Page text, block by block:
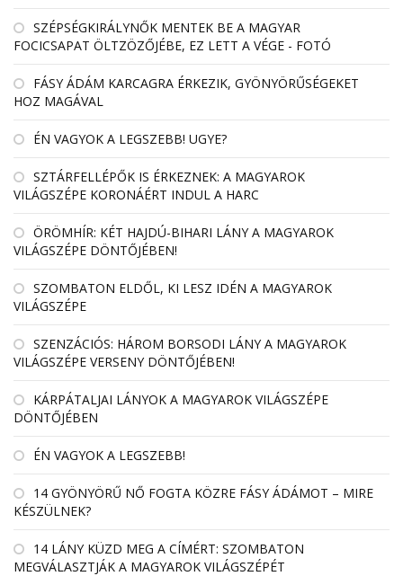
SZÉPSÉGKIRÁLYNŐK MENTEK BE A MAGYAR
FOCICSAPAT ÖLTZÖZŐJÉBE, EZ LETT A VÉGE - FOTÓ
FÁSY ÁDÁM KARCAGRA ÉRKEZIK, GYÖNYÖRŰSÉGEKET
HOZ MAGÁVAL
ÉN VAGYOK A LEGSZEBB! UGYE?
SZTÁRFELLÉPŐK IS ÉRKEZNEK: A MAGYAROK
VILÁGSZÉPE KORONÁÉRT INDUL A HARC
ÖRÖMHÍR: KÉT HAJDÚ-BIHARI LÁNY A MAGYAROK
VILÁGSZÉPE DÖNTŐJÉBEN!
SZOMBATON ELDŐL, KI LESZ IDÉN A MAGYAROK
VILÁGSZÉPE
SZENZÁCIÓS: HÁROM BORSODI LÁNY A MAGYAROK
VILÁGSZÉPE VERSENY DÖNTŐJÉBEN!
KÁRPÁTALJAI LÁNYOK A MAGYAROK VILÁGSZÉPE
DÖNTŐJÉBEN
ÉN VAGYOK A LEGSZEBB!
14 GYÖNYÖRŰ NŐ FOGTA KÖZRE FÁSY ÁDÁMOT – MIRE
KÉSZÜLNEK?
14 LÁNY KÜZD MEG A CÍMÉRT: SZOMBATON
MEGVÁLASZTJÁK A MAGYAROK VILÁGSZÉPÉT